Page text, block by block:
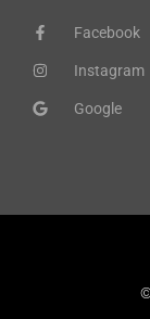
Facebook
Instagram
Google